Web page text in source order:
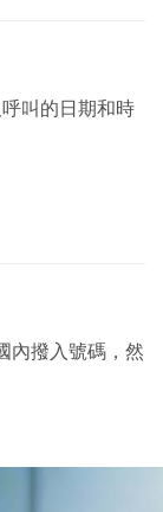
叫的日期和時
內撥入號碼，然